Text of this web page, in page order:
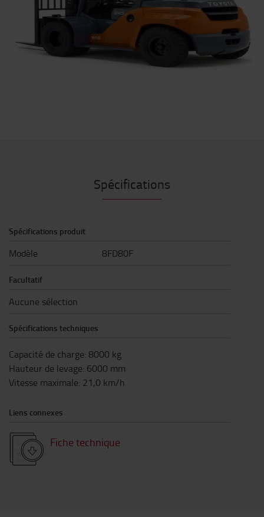
Spécifications
Spécifications produit
Modèle 8FD80F
Facultatif
Aucune sélection
Spécifications techniques
Capacité de charge: 8000 kg
Hauteur de levage: 6000 mm
Vitesse maximale: 21,0 km/h
Liens connexes
Fiche technique